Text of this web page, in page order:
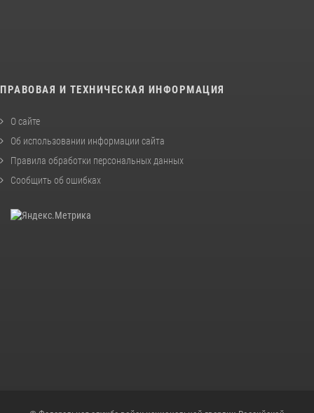
ПРАВОВАЯ И ТЕХНИЧЕСКАЯ ИНФОРМАЦИЯ
О сайте
Об использовании информации сайта
Правила обработки персональных данных
Сообщить об ошибках